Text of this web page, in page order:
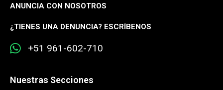
ANUNCIA CON NOSOTROS
¿TIENES UNA DENUNCIA? ESCRÍBENOS
+51 961-602-710
Nuestras Secciones